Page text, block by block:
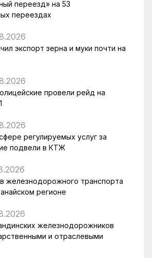
переезд» на 53
переездах
экспорт зерна и муки почти на
провели рейд на
регулируемых услуг за
подвели в КТЖ
железнодорожного транспорта
регионе
железнодорожников
и отраслевыми